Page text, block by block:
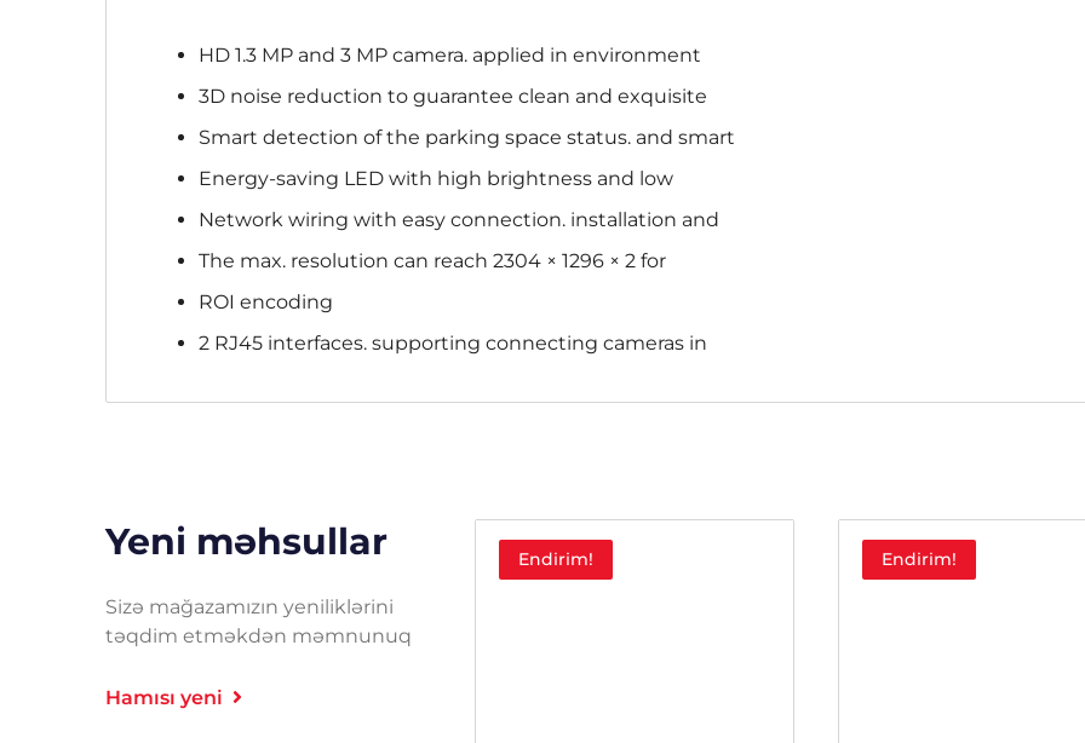
HD 1.3 MP and 3 MP camera. applied in environment
3D noise reduction to guarantee clean and exquisite
Smart detection of the parking space status. and smart
Energy-saving LED with high brightness and low
Network wiring with easy connection. installation and
The max. resolution can reach 2304 × 1296 × 2 for
ROI encoding
2 RJ45 interfaces. supporting connecting cameras in
Yeni məhsullar
Sizə mağazamızın yeniliklərini
təqdim etməkdən məmnunuq
Hamısı yeni
Endirim! Endirim!